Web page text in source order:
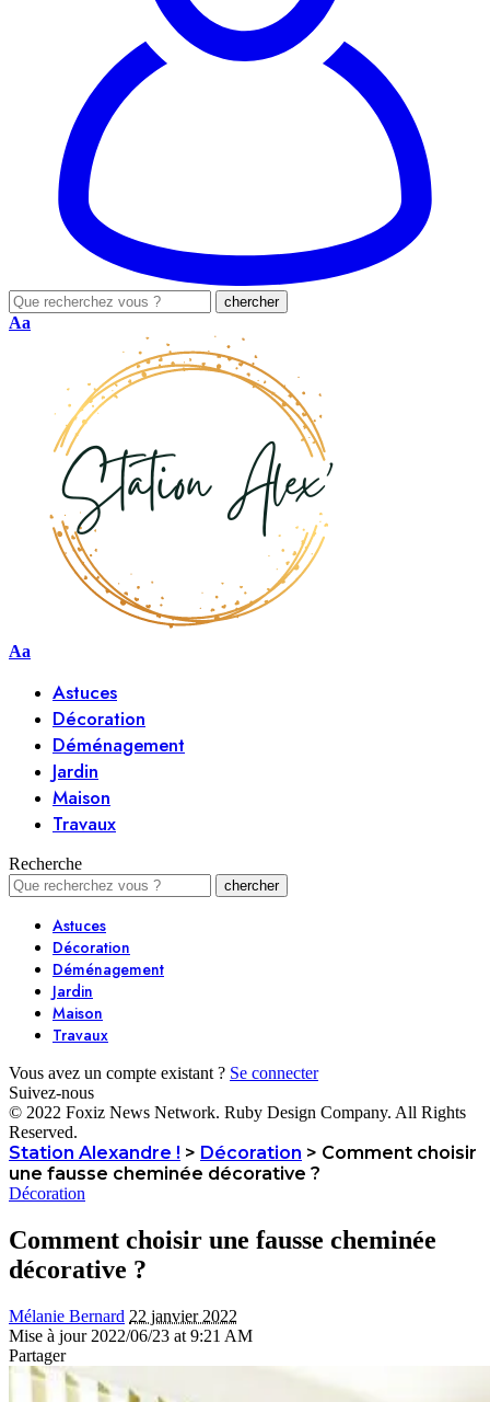
Aa
Aa
Astuces
Décoration
Déménagement
Jardin
Maison
Travaux
Recherche
Astuces
Décoration
Déménagement
Jardin
Maison
Travaux
Vous avez un compte existant ? Se connecter
Suivez-nous
© 2022 Foxiz News Network. Ruby Design Company. All Rights
Reserved.
Station Alexandre ! > Décoration > Comment choisir
une fausse cheminée décorative ?
Décoration
Comment choisir une fausse cheminée
décorative ?
Mélanie Bernard 22 janvier 2022
Mise à jour 2022/06/23 at 9:21 AM
Partager